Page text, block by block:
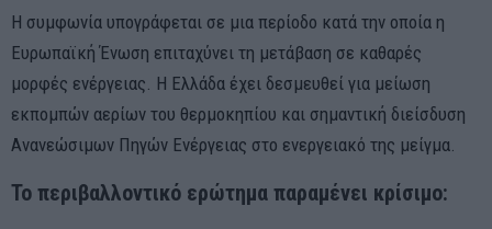
Η συμφωνία υπογράφεται σε μια περίοδο κατά την οποία η
Ευρωπαϊκή Ένωση επιταχύνει τη μετάβαση σε καθαρές
μορφές ενέργειας. Η Ελλάδα έχει δεσμευθεί για μείωση
εκπομπών αερίων του θερμοκηπίου και σημαντική διείσδυση
Ανανεώσιμων Πηγών Ενέργειας στο ενεργειακό της μείγμα.
Το περιβαλλοντικό ερώτημα παραμένει κρίσιμο: